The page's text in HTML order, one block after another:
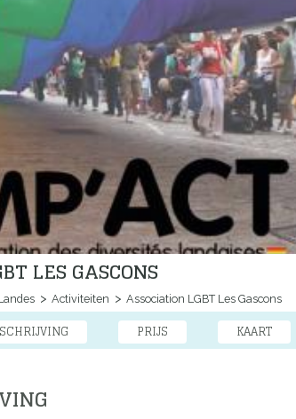
LES GASCONS
Activiteiten Association LGBT Les Gascons
PRIJS KAART